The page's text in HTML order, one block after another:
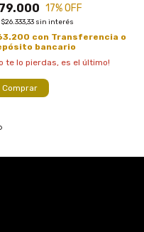
17% OFF
$26.333,33 sin interés
con Transferencia o
bancario
te lo pierdas, es el último!
Comprar